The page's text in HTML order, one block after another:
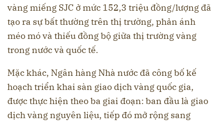
vàng miếng SJC ở mức 152,3 triệu đồng/lượng đã
tạo ra sự bất thường trên thị trường, phản ánh
méo mó và thiếu đồng bộ giữa thị trường vàng
trong nước và quốc tế.
Mặc khác, Ngân hàng Nhà nước đã công bố kế
hoạch triển khai sàn giao dịch vàng quốc gia,
được thực hiện theo ba giai đoạn: ban đầu là giao
dịch vàng nguyên liệu, tiếp đó mở rộng sang